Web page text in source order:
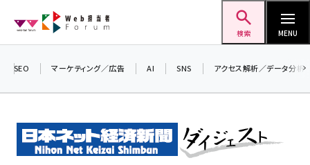
ン
検索 MENU
seo (3541)
SEO マーケティング／広告 AI SNS アクセス解析／データ分析
＼